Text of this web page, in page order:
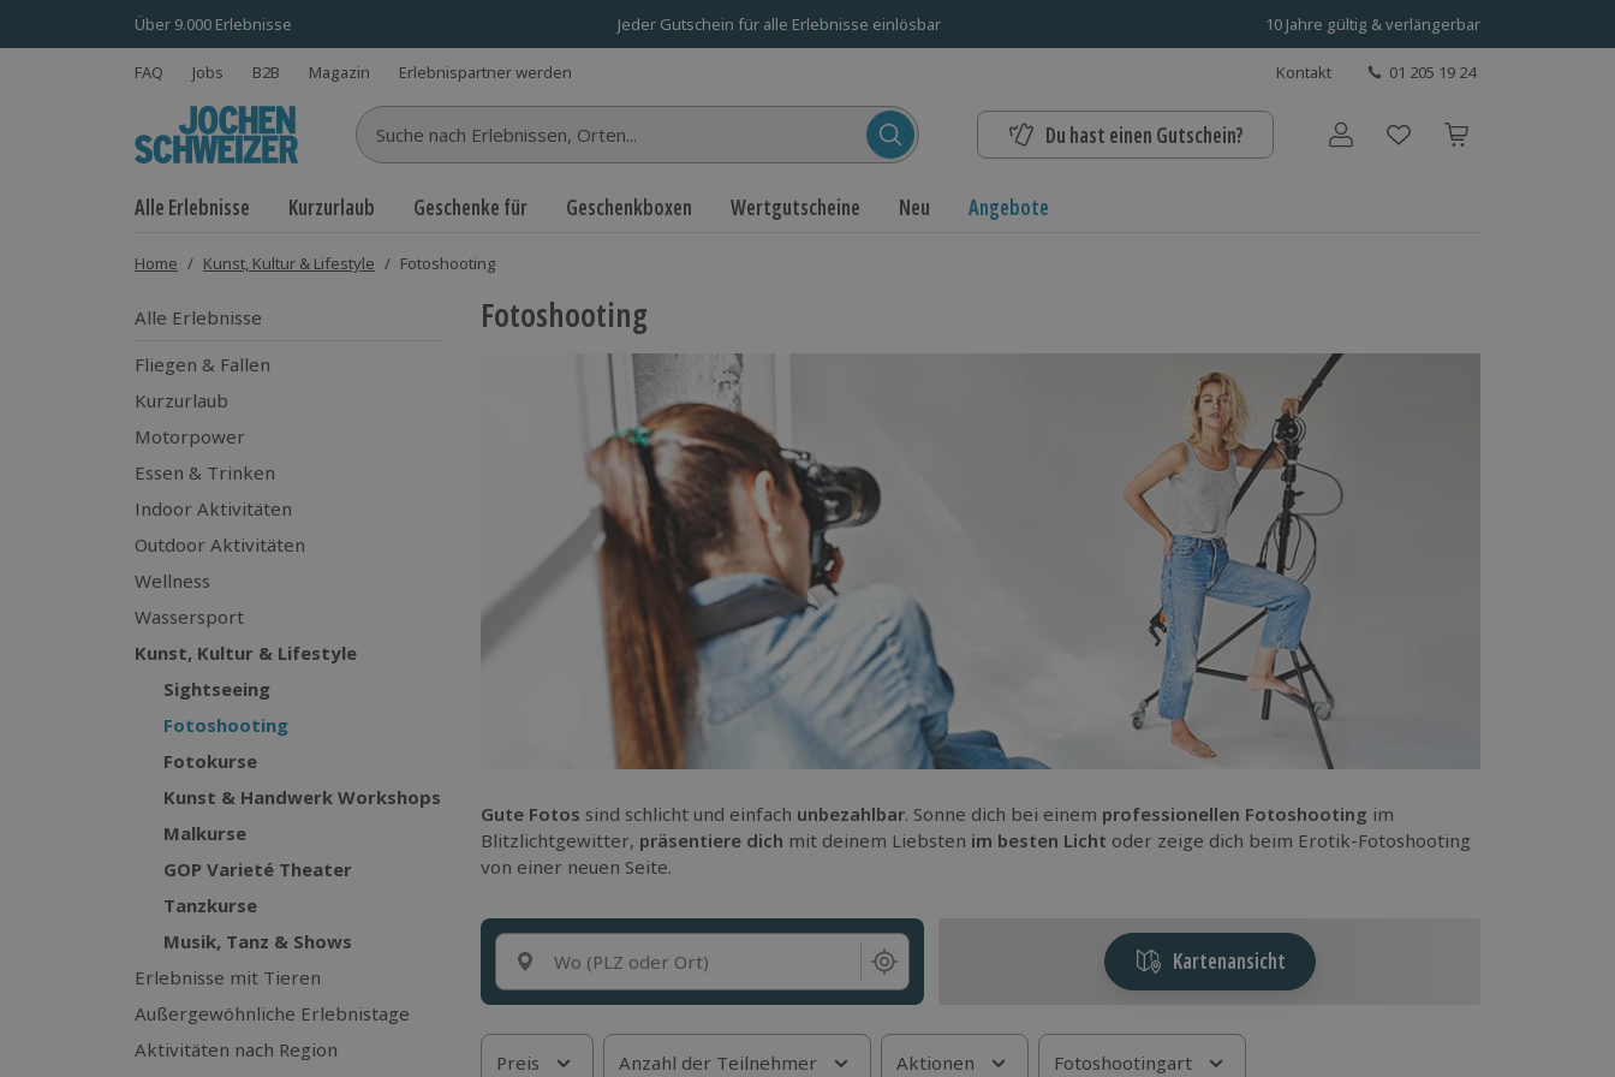
Über 9.000 Erlebnisse Jeder Gutschein für alle Erlebnisse einlösbar 10 Jahre gültig & verlängerbar
FAQ Jobs B2B Magazin Erlebnispartner werden Kontakt 01 205 19 24
Suche nach Erlebnissen... Du hast einen Gutschein? Benutzerkonto
Alle Erlebnisse Kurzurlaub Geschenke für Geschenkboxen Wertgutscheine Neu Angebote
Home / Kunst, Kultur & Lifestyle / Fotoshooting
Alle Erlebnisse
Fliegen & Fallen
Kurzurlaub
Motorpower
Essen & Trinken
Indoor Aktivitäten
Outdoor Aktivitäten
Wellness
Wassersport
Kunst, Kultur & Lifestyle
Sightseeing
Fotoshooting
Fotokurse
Kunst & Handwerk Workshops
Malkurse
GOP Varieté Theater
Tanzkurse
Musik, Tanz & Shows
Erlebnisse mit Tieren
Außergewöhnliche Erlebnistage
Aktivitäten nach Region
Fotoshooting
Gute Fotos sind schlicht und einfach unbezahlbar. Sonne dich bei einem professionellen Fotoshooting im
Blitzlichtgewitter, präsentiere dich mit deinem Liebsten im besten Licht oder zeige dich beim Erotik-Fotoshooting
von einer neuen Seite.
Wo (PLZ oder Ort) Kartenansicht
Preis Anzahl der Teilnehmer Aktionen Fotoshootingart